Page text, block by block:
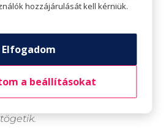
kérdés, így jogosan
riportok koronázatlan
gyakran celebek és
egyaránt
hozzájárulását kell kérniük.
Elfogadom
a beállításokat